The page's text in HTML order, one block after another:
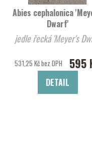
Abies cephalonica
Dwarf'
jedle řecká 'Meyer's
531,25 Kč bez DPH 595
DETAIL